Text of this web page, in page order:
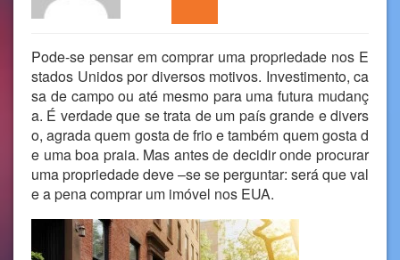
Pode-se pensar em comprar uma propriedade nos E
stados Unidos por diversos motivos. Investimento, ca
sa de campo ou até mesmo para uma futura mudanç
a. É verdade que se trata de um país grande e divers
o, agrada quem gosta de frio e também quem gosta d
e uma boa praia. Mas antes de decidir onde procurar
uma propriedade deve –se se perguntar: será que val
e a pena comprar um imóvel nos EUA.